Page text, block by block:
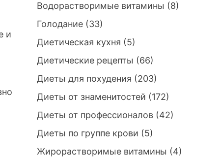
и
Водорастворимые витамины (8)
Голодание(33)
Диетическая кухня (5)
Диетические рецепты (66)
Диеты для похудения (203)
Диеты от знаменитостей (172)
Диеты от профессионалов(42)
Диеты по группе крови (5)
Жирорастворимые витамины (4)